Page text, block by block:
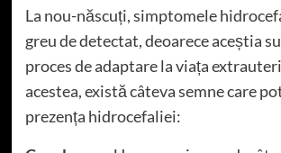
La nou-născuți, simptomele
greu de detectat, deoarece aceștia
proces de adaptare la viața
acestea, există câteva semne care
prezența hidrocefaliei: